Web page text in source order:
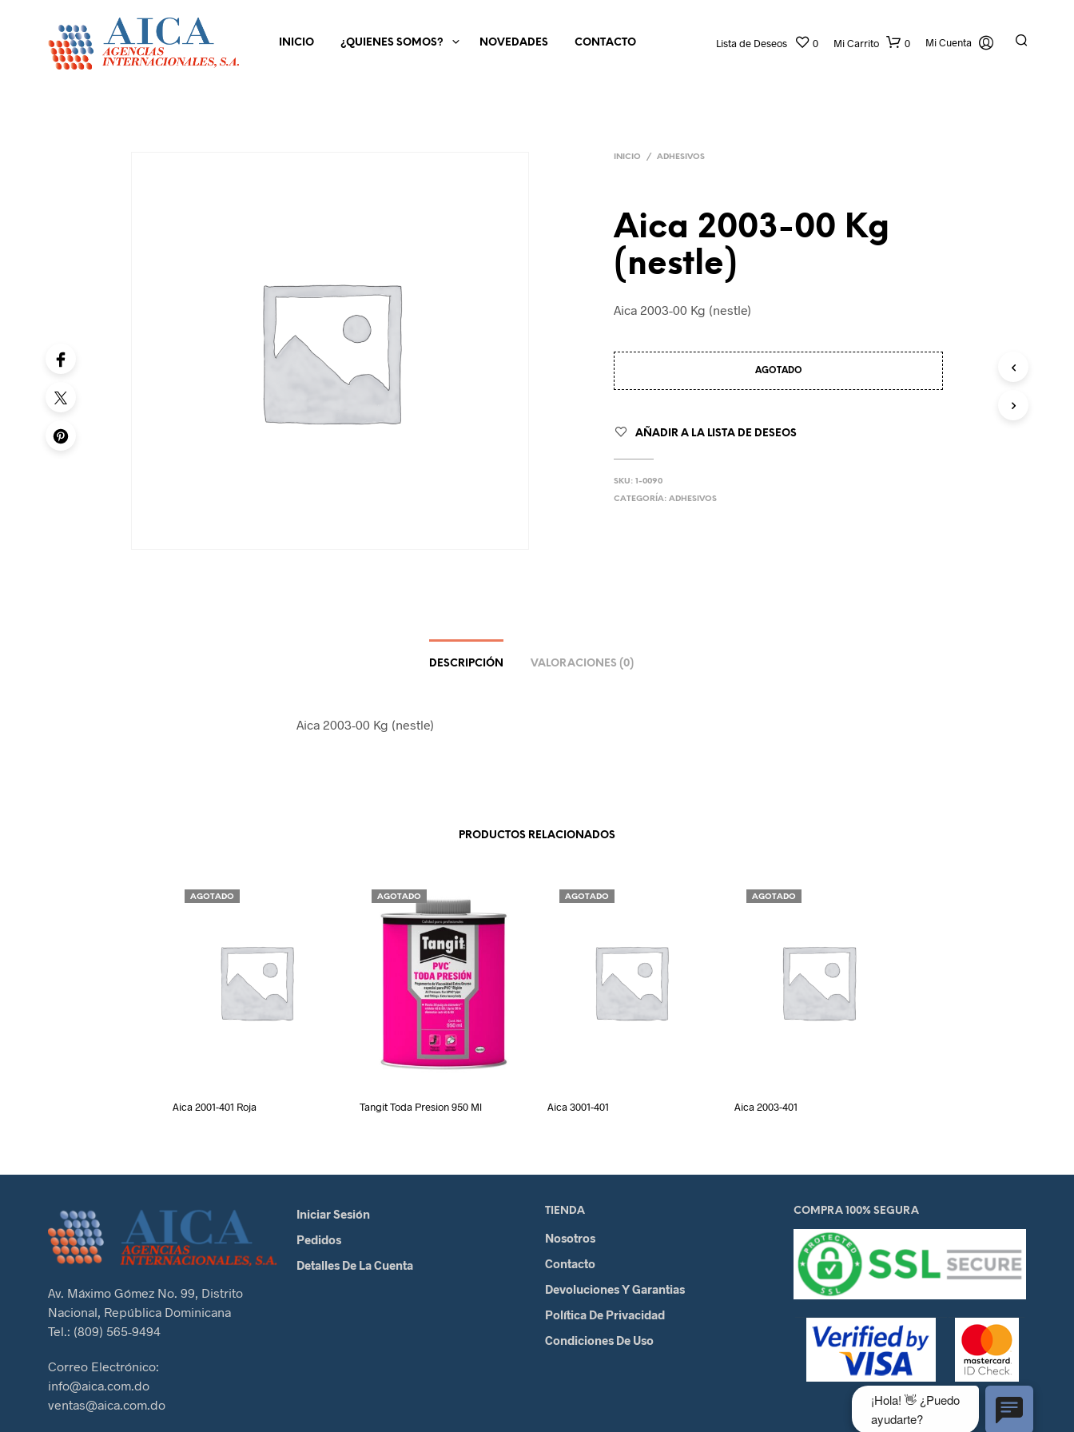
Lista de Deseos 0 Mi Carrito 0 Mi Cuenta
INICIO ¿QUIENES SOMOS? NOVEDADES CONTACTO
INICIO / ADHESIVOS
Aica 2003-00 Kg
(nestle)
Aica 2003-00 Kg (nestle)
AGOTADO
AÑADIR A LA LISTA DE DESEOS
SKU:1-0090
CATEGORÍA:ADHESIVOS
DESCRIPCIÓN VALORACIONES (0)
Aica 2003-00 Kg (nestle)
PRODUCTOS RELACIONADOS
AGOTADO
Aica 2001-401 Roja
AGOTADO
Tangit Toda Presion 950 Ml
AGOTADO
Aica 3001-401
AGOTADO
Aica 2003-401
Av. Máximo Gómez No. 99, Distrito
Nacional, República Dominicana
Tel.: (809) 565-9494
Correo Electrónico:
info@aica.com.do
ventas@aica.com.do
Iniciar Sesión
Pedidos
Detalles De La Cuenta
TIENDA
Nosotros
Contacto
Devoluciones Y Garantias
Política De Privacidad
Condiciones De Uso
COMPRA 100% SEGURA